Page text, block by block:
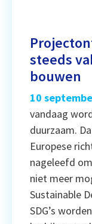
steeds
bouwen
10
vandaag
duurzaam.
Europese
nageleefd
niet meer
Sustainable
SDG’s